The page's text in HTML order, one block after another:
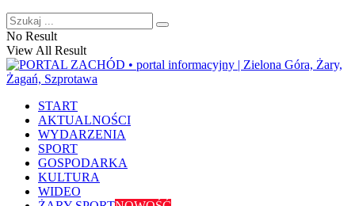
No Result
View All Result
START
AKTUALNOŚCI
WYDARZENIA
SPORT
GOSPODARKA
KULTURA
WIDEO